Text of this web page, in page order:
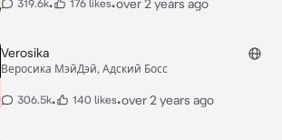
319.6k• 176 likes•over 2 years ago
Verosika
Веросика МэйДэй, Адский Босс
306.5k• 140 likes•over 2 years ago